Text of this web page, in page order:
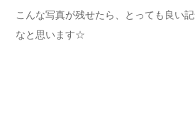
こんな写真が残せたら、とっても良い
なと思います☆